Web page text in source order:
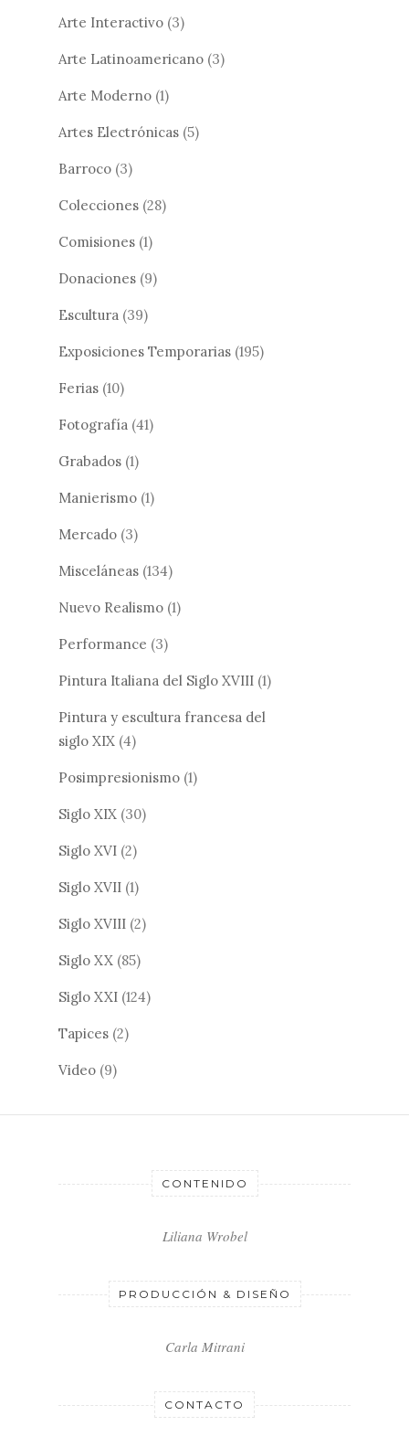
Arte Interactivo (3)
Arte Latinoamericano (3)
Arte Moderno (1)
Artes Electrónicas (5)
Barroco (3)
Colecciones (28)
Comisiones (1)
Donaciones (9)
Escultura (39)
Exposiciones Temporarias (195)
Ferias (10)
Fotografía (41)
Grabados (1)
Manierismo (1)
Mercado (3)
Misceláneas (134)
Nuevo Realismo (1)
Performance (3)
Pintura Italiana del Siglo XVIII (1)
Pintura y escultura francesa del
siglo XIX (4)
Posimpresionismo (1)
Siglo XIX (30)
Siglo XVI (2)
Siglo XVII (1)
Siglo XVIII (2)
Siglo XX (85)
Siglo XXI (124)
Tapices (2)
Video (9)
CONTENIDO
Liliana Wrobel
PRODUCCIÓN & DISEÑO
Carla Mitrani
CONTACTO